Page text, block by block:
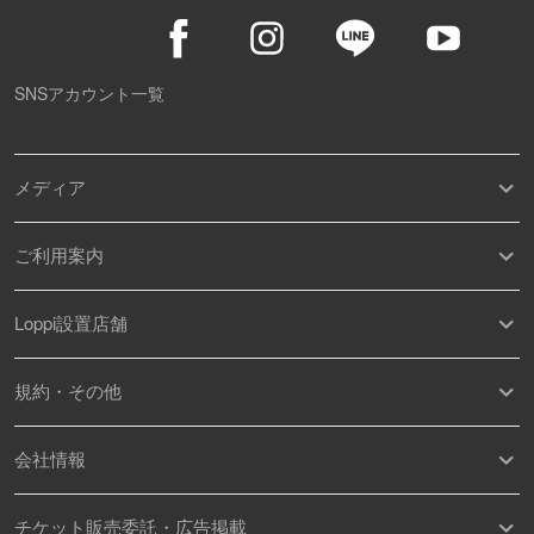
SNSアカウント一覧
メディア
ご利用案内
Loppi設置店舗
規約・その他
会社情報
チケット販売委託・広告掲載